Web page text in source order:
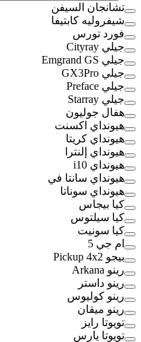
تشانجان السيفن
شيفروليه كابتيفا
فورد تورس
جيلي Cityray
جيلي Emgrand GS
جيلي GX3Pro
جيلي Preface
جيلي Starray
هفال جوليون
هيونداي اكسنت
هيونداي كريتا
هيونداي إلنترا
هيونداي i10
هيونداي سانتا في
هيونداي سوناتا
كيا بيجاس
كيا سيلتوس
كيا سونيت
ام جي 5
بيجو Pickup 4x2
رينو Arkana
رينو داستر
رينو كوليوس
رينو ميقان
تويوتا رايز
تويوتا يارس